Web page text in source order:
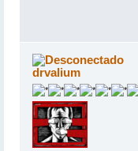
drvalium